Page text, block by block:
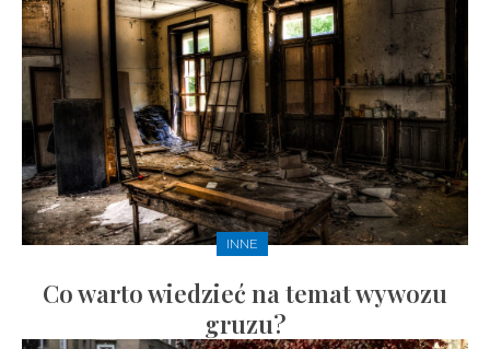
INNE
Co warto wiedzieć na temat wywozu
gruzu?